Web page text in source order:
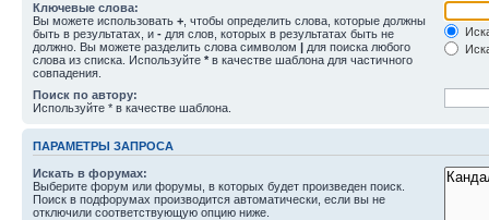
Ключевые слова:
Вы можете использовать + , чтобы определить слова, которые должны
быть в результатах, и - для слов, которых в результатах быть не
должно. Вы можете разделить слова символом | для поиска любого
слова из списка. Используйте * в качестве шаблона для частичного
совпадения.
Поиск по автору:
Используйте * в качестве шаблона.
ПАРАМЕТРЫ ЗАПРОСА
Искать в форумах:
Выберите форум или форумы, в которых будет произведен поиск.
Поиск в подфорумах производится автоматически, если вы не
отключили соответствующую опцию ниже.